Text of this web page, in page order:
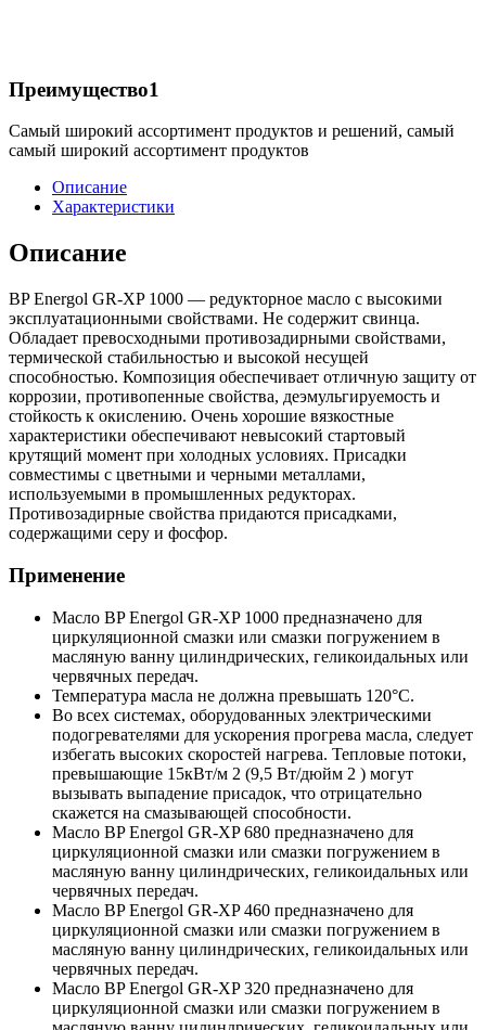
Преимущество1
Самый широкий ассортимент продуктов и решений, самый
самый широкий ассортимент продуктов
Описание
Характеристики
Описание
BP Energol GR-XP 1000 — редукторное масло с высокими
эксплуатационными свойствами. Не содержит свинца.
Обладает превосходными противозадирными свойствами,
термической стабильностью и высокой несущей
способностью. Композиция обеспечивает отличную защиту от
коррозии, противопенные свойства, деэмульгируемость и
стойкость к окислению. Очень хорошие вязкостные
характеристики обеспечивают невысокий стартовый
крутящий момент при холодных условиях. Присадки
совместимы с цветными и черными металлами,
используемыми в промышленных редукторах.
Противозадирные свойства придаются присадками,
содержащими серу и фосфор.
Применение
Масло BP Energol GR-XP 1000 предназначено для
циркуляционной смазки или смазки погружением в
масляную ванну цилиндрических, геликоидальных или
червячных передач.
Температура масла не должна превышать 120°С.
Во всех системах, оборудованных электрическими
подогревателями для ускорения прогрева масла, следует
избегать высоких скоростей нагрева. Тепловые потоки,
превышающие 15кВт/м 2 (9,5 Вт/дюйм 2 ) могут
вызывать выпадение присадок, что отрицательно
скажется на смазывающей способности.
Масло BP Energol GR-XP 680 предназначено для
циркуляционной смазки или смазки погружением в
масляную ванну цилиндрических, геликоидальных или
червячных передач.
Масло BP Energol GR-XP 460 предназначено для
циркуляционной смазки или смазки погружением в
масляную ванну цилиндрических, геликоидальных или
червячных передач.
Масло BP Energol GR-XP 320 предназначено для
циркуляционной смазки или смазки погружением в